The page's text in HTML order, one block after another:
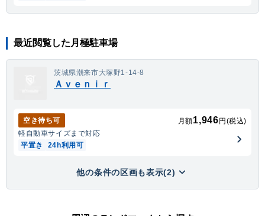
最近閲覧した月極駐車場
茨城県潮来市大塚野1-14-8
Ａｖｅｎｉｒ
空き待ち可 月額1,946 円(税込)
軽自動車サイズまで対応
平置き
24h利用可
他の条件の区画も表示(2)